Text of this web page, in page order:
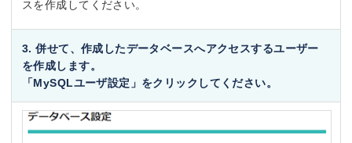
スを作成してください。
3. 併せて、作成したデータベースへアクセスするユーザー
を作成します。
「MySQLユーザ設定 」をクリックしてください。